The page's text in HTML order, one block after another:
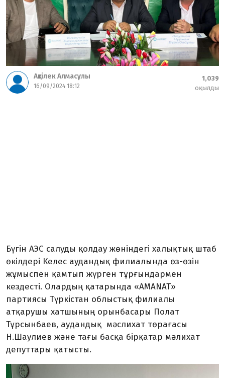
Ақтілек Алмасұлы
16/09/2024 18:12
1,039
оқылды
Бүгін АЭС салуды қолдау жөніндегі халықтық штаб
өкілдері Келес аудандық филиалында өз-өзін
жұмыспен қамтып жүрген тұрғындармен
кездесті. Олардың қатарында «AMANAT»
партиясы Түркістан облыстық филиалы
атқарушы хатшының орынбасары Полат
Тұрсынбаев, аудандық мәслихат төрағасы
Н.Шаулиев және тағы басқа бірқатар мәлихат
депуттары қатысты.